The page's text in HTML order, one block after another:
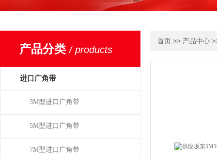
产品分类/ products
进口广角带
3M型进口广角带
5M型进口广角带
7M型进口广角带
首页 >> 产品中心